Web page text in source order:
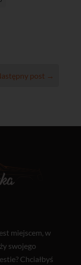
post →
miejscem, w
swojego
Chciałbyś